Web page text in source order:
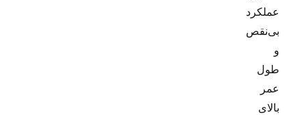
عملکرد
بی‌نقص
و
طول
عمر
بالای